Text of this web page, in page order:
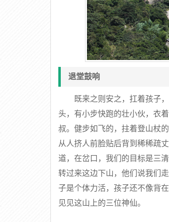
退堂鼓响
既来之则安之，扛着孩子
头，有小步快跑的壮小伙，衣
叔。健步如飞的，拄着登山杖
从人挤人前脸贴后背到稀稀疏
道，在岔口，我们的目标是三
转过来这边下山，他们说我们
子是个体力活，孩子还不像背
见见这山上的三位神仙。